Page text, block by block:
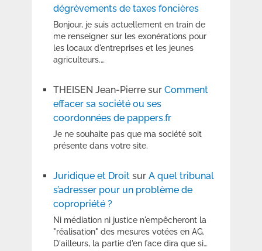
dégrèvements de taxes foncières
Bonjour, je suis actuellement en train de
me renseigner sur les exonérations pour
les locaux d'entreprises et les jeunes
agriculteurs.…
THEISEN Jean-Pierresur Comment
effacer sa société ou ses
coordonnées de pappers.fr
Je ne souhaite pas que ma société soit
présente dans votre site.
Juridique et Droitsur A quel tribunal
s’adresser pour un problème de
copropriété ?
Ni médiation ni justice n'empêcheront la
"réalisation" des mesures votées en AG.
D'ailleurs, la partie d'en face dira que si…